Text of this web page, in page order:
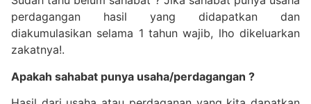
perdagangan hasil yang didapatkan dan
diakumulasikan selama 1 tahun wajib, lho dikeluarkan
zakatnya!.
Apakah sahabat punya usaha/perdagangan ?